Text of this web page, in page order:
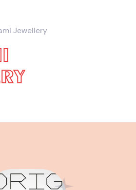
Jewellery